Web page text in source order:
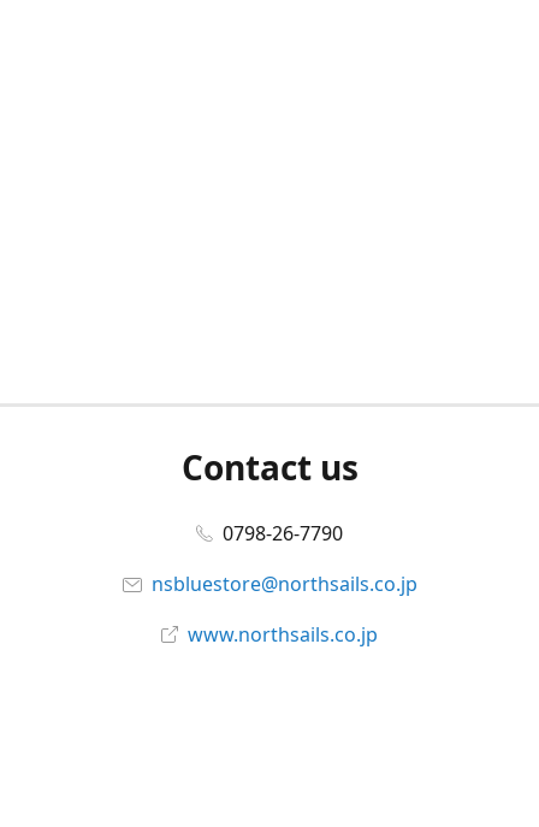
Contact us
0798-26-7790
nsbluestore@northsails.co.jp
www.northsails.co.jp